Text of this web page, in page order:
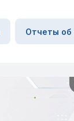
Отчеты об